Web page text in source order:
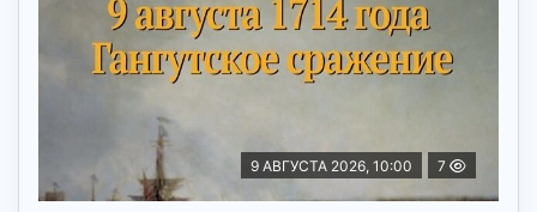
9 АВГУСТА 2026, 10:00 7